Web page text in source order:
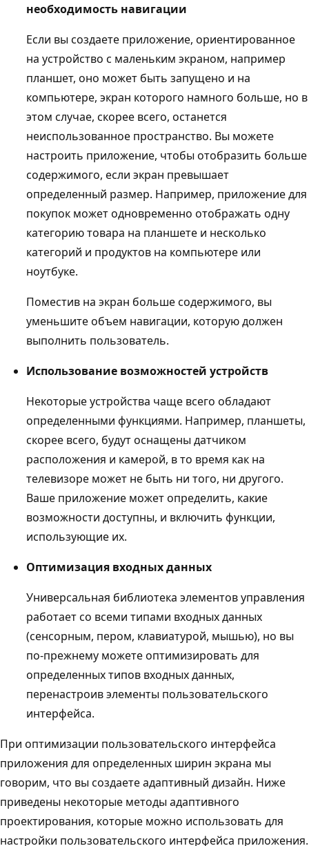
необходимость навигации
Если вы создаете приложение, ориентированное
на устройство с маленьким экраном, например
планшет, оно может быть запущено и на
компьютере, экран которого намного больше, но в
этом случае, скорее всего, останется
неиспользованное пространство. Вы можете
настроить приложение, чтобы отобразить больше
содержимого, если экран превышает
определенный размер. Например, приложение для
покупок может одновременно отображать одну
категорию товара на планшете и несколько
категорий и продуктов на компьютере или
ноутбуке.
Поместив на экран больше содержимого, вы
уменьшите объем навигации, которую должен
выполнить пользователь.
Использование возможностей устройств
Некоторые устройства чаще всего обладают
определенными функциями. Например, планшеты,
скорее всего, будут оснащены датчиком
расположения и камерой, в то время как на
телевизоре может не быть ни того, ни другого.
Ваше приложение может определить, какие
возможности доступны, и включить функции,
использующие их.
Оптимизация входных данных
Универсальная библиотека элементов управления
работает со всеми типами входных данных
(сенсорным, пером, клавиатурой, мышью), но вы
по-прежнему можете оптимизировать для
определенных типов входных данных,
перенастроив элементы пользовательского
интерфейса.
При оптимизации пользовательского интерфейса
приложения для определенных ширин экрана мы
говорим, что вы создаете адаптивный дизайн. Ниже
приведены некоторые методы адаптивного
проектирования, которые можно использовать для
настройки пользовательского интерфейса приложения.